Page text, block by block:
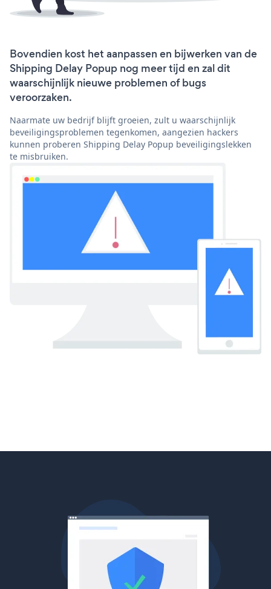
Bovendien kost het aanpassen en bijwerken van de
Shipping Delay Popup nog meer tijd en zal dit
waarschijnlijk nieuwe problemen of bugs
veroorzaken.
Naarmate uw bedrijf blijft groeien, zult u waarschijnlijk
beveiligingsproblemen tegenkomen, aangezien hackers
kunnen proberen Shipping Delay Popup beveiligingslekken
te misbruiken.